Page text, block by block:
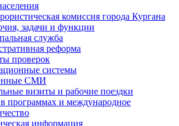
комиссия города Кургана
задачи и функции
служба
реформа
проверок
системы
СМИ
визиты и рабочие поездки
программах и международное
информация